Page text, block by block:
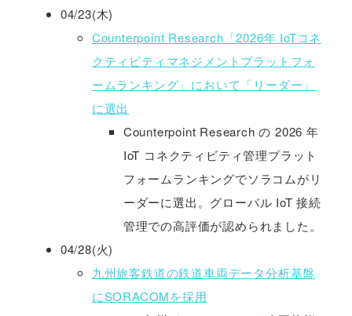
04/23(木)
Counterpoint Research「2026年 IoTコネ
クティビティマネジメントプラットフォ
ームランキング」において「リーダー」
に選出
Counterpoint Research の 2026 年
IoT コネクティビティ管理プラット
フォームランキングでソラコムがリ
ーダーに選出。グローバル IoT 接続
管理での高評価が認められました。
04/28(火)
九州旅客鉄道の鉄道車両データ分析基盤
にSORACOMを採用